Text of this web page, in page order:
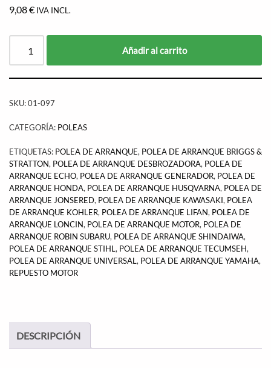
9,08€ IVA INCL.
Añadir al carrito
SKU:01-097
CATEGORÍA: POLEAS
ETIQUETAS: POLEA DE ARRANQUE, POLEA DE ARRANQUE BRIGGS &
STRATTON, POLEA DE ARRANQUE DESBROZADORA, POLEA DE
ARRANQUE ECHO, POLEA DE ARRANQUE GENERADOR, POLEA DE
ARRANQUE HONDA, POLEA DE ARRANQUE HUSQVARNA, POLEA DE
ARRANQUE JONSERED, POLEA DE ARRANQUE KAWASAKI, POLEA
DE ARRANQUE KOHLER, POLEA DE ARRANQUE LIFAN, POLEA DE
ARRANQUE LONCIN, POLEA DE ARRANQUE MOTOR, POLEA DE
ARRANQUE ROBIN SUBARU, POLEA DE ARRANQUE SHINDAIWA,
POLEA DE ARRANQUE STIHL, POLEA DE ARRANQUE TECUMSEH,
POLEA DE ARRANQUE UNIVERSAL, POLEA DE ARRANQUE YAMAHA,
REPUESTO MOTOR
DESCRIPCIÓN